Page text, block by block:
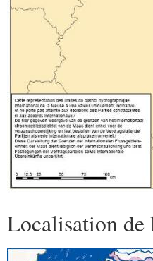
Localisation de